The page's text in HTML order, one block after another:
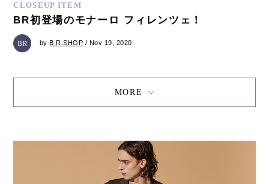
CLOSEUP ITEM
BR初登場のモナーロ フィレンツェ！
byB.R.SHOP / Nov 19, 2020
MORE